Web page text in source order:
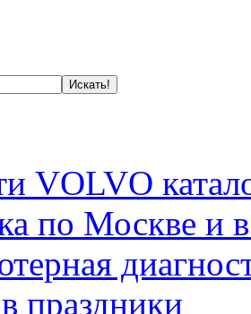
VOLVO
по Москве и
праздники